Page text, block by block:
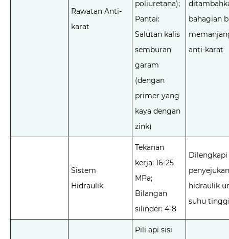
Rawatan Anti-
karat
poliuretana);
Pantai:
Salutan kalis
semburan
garam
(dengan
primer yang
kaya dengan
zink)
bahagian
anti-karat
Sistem
Hidraulik
Tekanan
kerja: 16-25
MPa;
Bilangan
silinder: 4-8
hidraulik
suhu
Pili api sisi